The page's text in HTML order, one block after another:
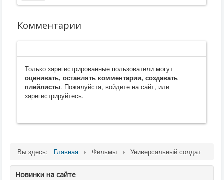
Комментарии
Только зарегистрированные пользователи могут
оценивать, оставлять комментарии, создавать
плейлисты. Пожалуйста, войдите на сайт, или
зарегистрируйтесь.
Вы здесь: Главная Фильмы Универсальный солдат
Новинки на сайте